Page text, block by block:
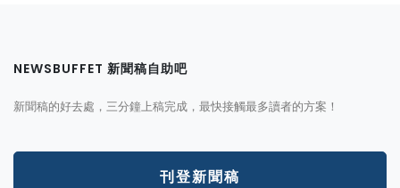
NEWSBUFFET 新聞稿自助吧
新聞稿的好去處，三分鐘上稿完成，最快接觸最多讀者的方案！
刊登新聞稿